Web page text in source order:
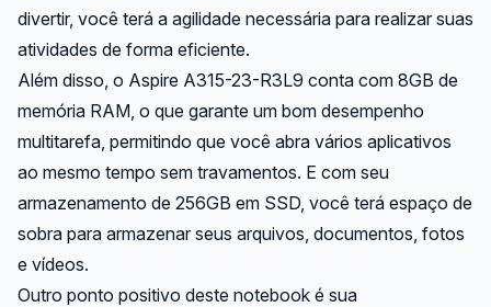
divertir, você terá a agilidade necessária para realizar suas
atividades de forma eficiente.
Além disso, o Aspire A315-23-R3L9 conta com 8GB de
memória RAM, o que garante um bom desempenho
multitarefa, permitindo que você abra vários aplicativos
ao mesmo tempo sem travamentos. E com seu
armazenamento de 256GB em SSD, você terá espaço de
sobra para armazenar seus arquivos, documentos, fotos
e vídeos.
Outro ponto positivo deste notebook é sua